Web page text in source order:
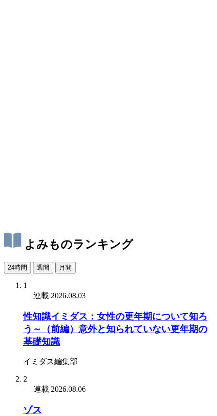
よみものランキング
24時間 週間 月間
1
連載 2026.08.03
性知識イミダス：女性の更年期について知ろ
う～（前編）意外と知られていない更年期の
基礎知識
イミダス編集部
2
連載 2026.08.06
ゾス